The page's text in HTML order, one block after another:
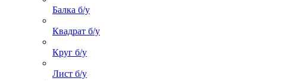
Балка б/у
Квадрат б/у
Круг б/у
Лист б/у